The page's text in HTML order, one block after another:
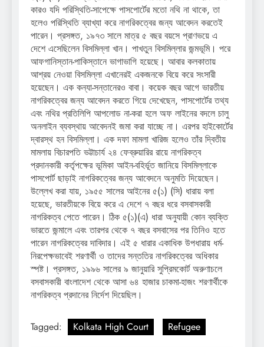
কারও যদি পরিস্থিতি-সাপেক্ষে পাসপোর্টের মতো নথি না থাকে, তা
হলেও পরিস্থিতি ব্যাখ্যা করে নাগরিকত্বের জন্য আবেদন করতেই
পারেন। প্রসঙ্গত, ১৯৭৩ সালে মাত্র ৫ বছর বয়সে প্রাণভয়ে এ
দেশে এসেছিলেন বিসমিল্লা খান। পাখতুন বিসমিল্লার জন্মভূমি। পরে
আফগানিস্তান-পাকিস্তানে ভাগাভাগি হয়েছে। আবার কলকাতায়
আশ্রয় নেওয়া বিসমিল্লা এখানেরই একজনকে বিয়ে করে সংসারী
হয়েছেন। এক কন্যা-সন্তানেরও বাবা। কয়েক বছর আগে ভারতীয়
নাগরিকত্বের জন্য আবেদন করতে গিয়ে দেখেছেন, পাসপোর্টের তথ্য
এবং নথির প্রতিলিপি আপলোড না-করা হলে অফ লাইনের বদলে চালু
অনলাইন ব্যবস্থায় আবেদনই জমা করা যাচ্ছে না। এরপর হাইকোর্টের
দ্বারস্থ হন বিসমিল্লা। এক দফা মামলা খারিজ হলেও তাঁর দ্বিতীয়
মামলায় বিচারপতি ভট্টাচার্য ২৪ ফেব্রুয়ারির রায়ে নাগরিকত্ব
প্রদানকারী কর্তৃপক্ষের ভূমিকা আইন-বহির্ভূত জানিয়ে বিসমিল্লাকে
পাসপোর্ট ছাড়াই নাগরিকত্বের জন্য আবেদনে অনুমতি দিয়েছেন।
উল্লেখ করা যায়, ১৯৫৫ সালের আইনের ৫(১) (সি) ধারায় বলা
হয়েছে, ভারতীয়কে বিয়ে করে এ দেশে ৭ বছর ধরে বসবাসকারী
নাগরিকত্ব পেতে পারেন। ঠিক ৫(১)(এ) ধারা অনুযায়ী কোন ব্যক্তি
ভারতে জন্মালে এবং তারপর থেকে ৭ বছর বসবাসের পর তিনিও হতে
পারেন নাগরিকত্বের দাবিদার। এই ৫ ধারার একাধিক উপধারায় ধর্ম-
নিরপেক্ষভাবেই শরণার্থী ও তাদের সন্ততির নাগরিকত্বের অধিকার
স্পষ্ট। প্রসঙ্গত, ১৯৯৬ সালের ৯ জানুয়ারি সুপ্রিমকোর্ট অরুণাচলে
বসবাসকারী বাংলাদেশ থেকে আসা ৬৪ হাজার চাকমা-হাজং শরণার্থীকে
নাগরিকত্ব প্রদানের নির্দেশ দিয়েছিল।
Tagged: Kolkata High Court Refugee